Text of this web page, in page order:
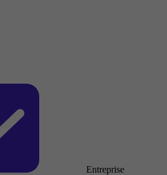
Entreprise